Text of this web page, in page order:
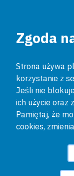
Zgoda
Strona używa
korzystanie z
Jeśli nie
ich użycie oraz
Pamiętaj, że
cookies,